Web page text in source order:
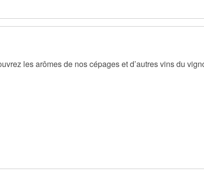
les arômes de nos cépages et d’autres vins du